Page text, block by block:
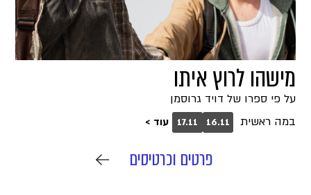
מישהו לרוץ איתו
על פי ספרו של דויד גרוסמן
במה ראשית
16.11
17.11 עוד >
פרטים וכרטיסים